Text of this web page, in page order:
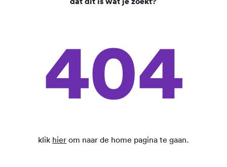
404
klik hier om naar de home pagina te gaan.